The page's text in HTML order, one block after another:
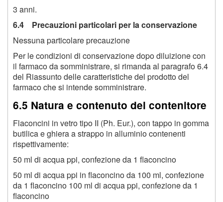
3 anni.
6.4 Precauzioni particolari per la conservazione
Nessuna particolare precauzione
Per le condizioni di conservazione dopo diluizione con
il farmaco da somministrare, si rimanda al paragrafo 6.4
del Riassunto delle caratteristiche del prodotto del
farmaco che si intende somministrare.
6.5 Natura e contenuto del contenitore
Flaconcini in vetro tipo II (Ph. Eur.), con tappo in gomma
butilica e ghiera a strappo in alluminio contenenti
rispettivamente:
50 ml di acqua ppi, confezione da 1 flaconcino
50 ml di acqua ppi in flaconcino da 100 ml, confezione
da 1 flaconcino 100 ml di acqua ppi, confezione da 1
flaconcino